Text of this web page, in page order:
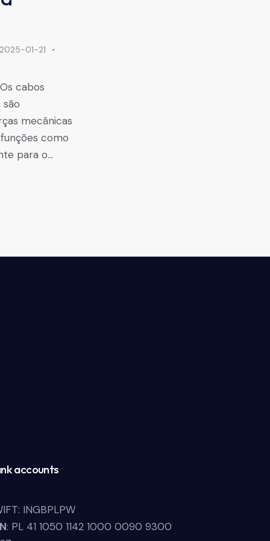
2025-01-21
cabos
mecânicas
como
para o…
accounts
INGBPLPW
: PL 41 1050 1142 1000 0090 9300